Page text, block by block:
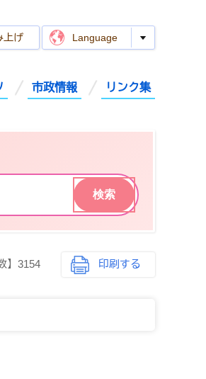
上げ Language
市政情報 リンク集
】 3154 印刷する